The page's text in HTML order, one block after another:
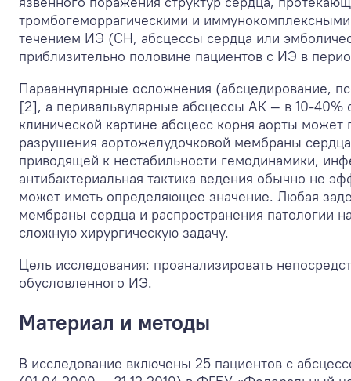
тромбогеморрагическими и
течением ИЭ (СН, абсцессы сердца или
приблизительно половине пациентов с ИЭ в
Парааннулярные осложнения (абсцедирование,
[2], а перивальвулярные абсцессы АК — в 10-40%
клинической картине абсцесс корня аорты
разрушения аортожелудочковой мембраны
приводящей к нестабильности гемодинамики,
антибактериальная тактика ведения обычно не
может иметь определяющее значение. Любая
мембраны сердца и распространения патологии
сложную хирургическую задачу.
Цель исследования: проанализировать
обусловленного ИЭ.
Материал и методы
В исследование включены 25 пациентов с